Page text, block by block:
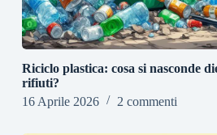
Riciclo plastica: cosa si nasconde
rifiuti?
16 Aprile 2026
2 commenti